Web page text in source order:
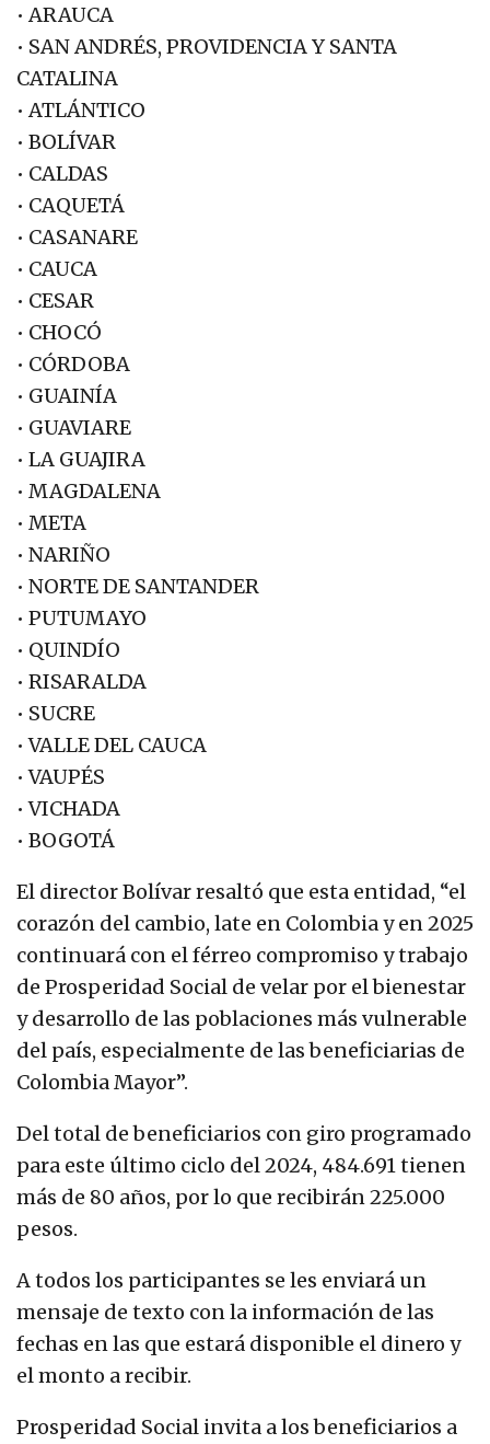
• ARAUCA
• SAN ANDRÉS, PROVIDENCIA Y SANTA
CATALINA
• ATLÁNTICO
• BOLÍVAR
• CALDAS
• CAQUETÁ
• CASANARE
• CAUCA
• CESAR
• CHOCÓ
• CÓRDOBA
• GUAINÍA
• GUAVIARE
• LA GUAJIRA
• MAGDALENA
• META
• NARIÑO
• NORTE DE SANTANDER
• PUTUMAYO
• QUINDÍO
• RISARALDA
• SUCRE
• VALLE DEL CAUCA
• VAUPÉS
• VICHADA
• BOGOTÁ
El director Bolívar resaltó que esta entidad, “el
corazón del cambio, late en Colombia y en 2025
continuará con el férreo compromiso y trabajo
de Prosperidad Social de velar por el bienestar
y desarrollo de las poblaciones más vulnerable
del país, especialmente de las beneficiarias de
Colombia Mayor”.
Del total de beneficiarios con giro programado
para este último ciclo del 2024, 484.691 tienen
más de 80 años, por lo que recibirán 225.000
pesos.
A todos los participantes se les enviará un
mensaje de texto con la información de las
fechas en las que estará disponible el dinero y
el monto a recibir.
Prosperidad Social invita a los beneficiarios a